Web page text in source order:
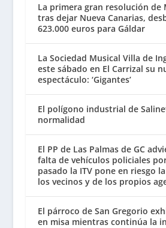
La primera gran resolución de
tras dejar Nueva Canarias,
623.000 euros para Gáldar
La Sociedad Musical Villa de
este sábado en El Carrizal su
espectáculo: ‘Gigantes’
El polígono industrial de
normalidad
El PP de Las Palmas de GC
falta de vehículos policiales
pasado la ITV pone en riesgo
los vecinos y de los propios
El párroco de San Gregorio
en misa mientras continúa la